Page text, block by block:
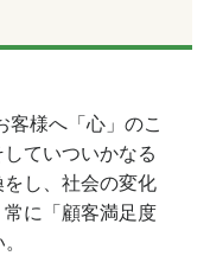
客様へ「心」のこ
ていついかなる
し、社会の変化
に「顧客満足度